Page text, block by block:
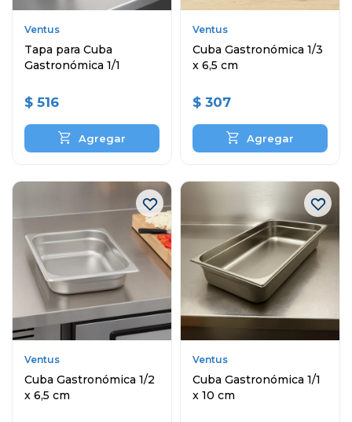
Ventus
Tapa para Cuba
Gastronómica 1/1
$ 516
Ventus
Cuba Gastronómica 1/3
x 6,5 cm
$ 307
Ventus
Cuba Gastronómica 1/2
x 6,5 cm
Ventus
Cuba Gastronómica 1/1
x 10 cm